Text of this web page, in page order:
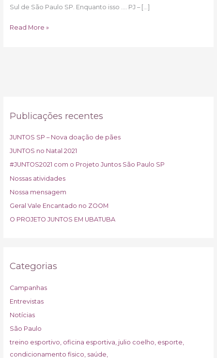
Sul de São Paulo SP. Enquanto isso …. PJ – […]
Read More »
Publicações recentes
JUNTOS SP – Nova doação de pães
JUNTOS no Natal 2021
#JUNTOS2021 com o Projeto Juntos São Paulo SP
Nossas atividades
Nossa mensagem
Geral Vale Encantado no ZOOM
O PROJETO JUNTOS EM UBATUBA
Categorias
Campanhas
Entrevistas
Notícias
São Paulo
treino esportivo, oficina esportiva, julio coelho, esporte,
condicionamento fisico, saúde,